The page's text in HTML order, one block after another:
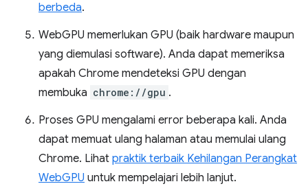
berbeda.
WebGPU memerlukan GPU (baik hardware maupun
yang diemulasi software). Anda dapat memeriksa
apakah Chrome mendeteksi GPU dengan
membuka chrome://gpu .
Proses GPU mengalami error beberapa kali. Anda
dapat memuat ulang halaman atau memulai ulang
Chrome. Lihat praktik terbaik Kehilangan Perangkat
WebGPU untuk mempelajari lebih lanjut.